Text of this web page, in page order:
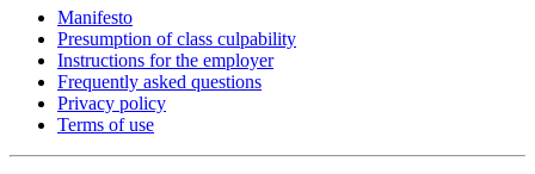
Manifesto
Presumption of class culpability
Instructions for the employer
Frequently asked questions
Privacy policy
Terms of use